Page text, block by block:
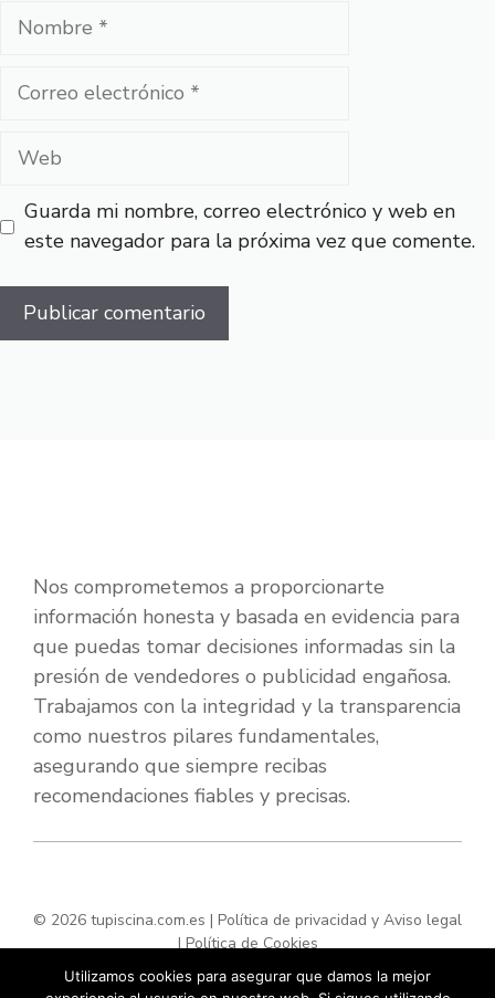
Nombre
Correo
Web
Guarda mi nombre, correo electrónico y web en
este navegador para la próxima vez que comente.
Nos comprometemos a proporcionarte
información honesta y basada en evidencia para
que puedas tomar decisiones informadas sin la
presión de vendedores o publicidad engañosa.
Trabajamos con la integridad y la transparencia
como nuestros pilares fundamentales,
asegurando que siempre recibas
recomendaciones fiables y precisas.
© 2026 tupiscina.com.es | Política de privacidad y Aviso legal
|Política de Cookies
Utilizamos cookies para asegurar que damos la mejor